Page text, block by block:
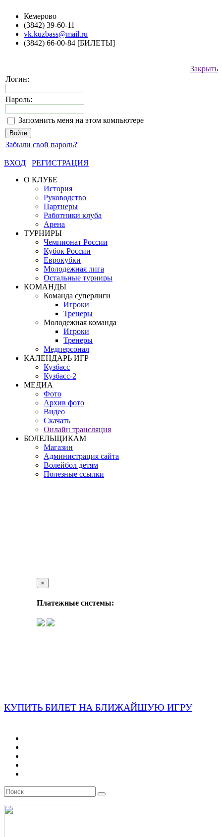
Кемерово
(3842) 39-60-11
vk.kuzbass@mail.ru
(3842) 66-00-84 [БИЛЕТЫ]
Закрыть
Логин:
Пароль:
Запомнить меня на этом компьютере
Забыли свой пароль?
ВХОД
РЕГИСТРАЦИЯ
О КЛУБЕ
История
Руководство
Партнеры
Работники клуба
Арена
ТУРНИРЫ
Чемпионат России
Кубок России
Еврокубки
Молодежная лига
Остальные турниры
КОМАНДЫ
Команда суперлиги
Игроки
Тренеры
Молодежная команда
Игроки
Тренеры
Медперсонал
КАЛЕНДАРЬ ИГР
Кузбасс
Кузбасс-2
МЕДИА
Фото
Архив фото
Видео
Скачать
Онлайн трансляция
БОЛЕЛЬЩИКАМ
Магазин
Администрация сайта
Волейбол детям
Полезные ссылки
×
Платежные системы:
КУПИТЬ БИЛЕТ НА БЛИЖАЙШУЮ ИГРУ